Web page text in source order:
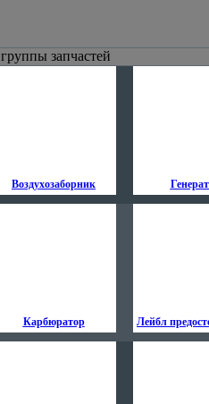
группы запчастей
Воздухозаборник
Карбюратор Лейбл